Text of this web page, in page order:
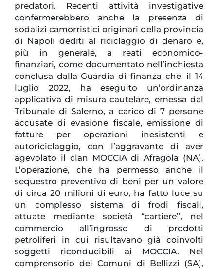
predatori. Recenti attività investigative
confermerebbero anche la presenza di
sodalizi camorristici originari della provincia
di Napoli dediti al riciclaggio di denaro e,
più in generale, a reati economico-
finanziari, come documentato nell’inchiesta
conclusa dalla Guardia di finanza che, il 14
luglio 2022, ha eseguito un’ordinanza
applicativa di misura cautelare, emessa dal
Tribunale di Salerno, a carico di 7 persone
accusate di evasione fiscale, emissione di
fatture per operazioni inesistenti e
autoriciclaggio, con l’aggravante di aver
agevolato il clan MOCCIA di Afragola (NA).
L’operazione, che ha permesso anche il
sequestro preventivo di beni per un valore
di circa 20 milioni di euro, ha fatto luce su
un complesso sistema di frodi fiscali,
attuate mediante società “cartiere”, nel
commercio all’ingrosso di prodotti
petroliferi in cui risultavano già coinvolti
soggetti riconducibili ai MOCCIA. Nel
comprensorio dei Comuni di Bellizzi (SA),